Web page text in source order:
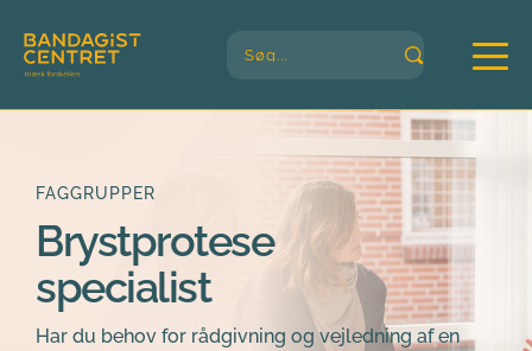
Søg...
FAGGRUPPER
Brystprotese
specialist
Har du behov for rådgivning og vejledning af en